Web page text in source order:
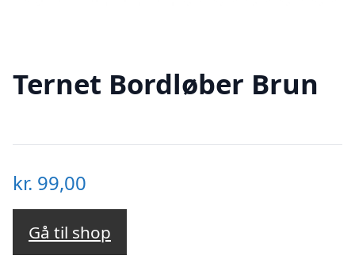
Ternet Bordløber Brun
kr. 99,00
Gå til shop